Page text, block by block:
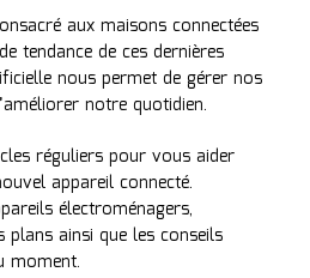
aux maisons connectées
tendance de ces dernières
nous permet de gérer nos
notre quotidien.
réguliers pour vous aider
appareil connecté.
électroménagers,
ainsi que les conseils
moment.